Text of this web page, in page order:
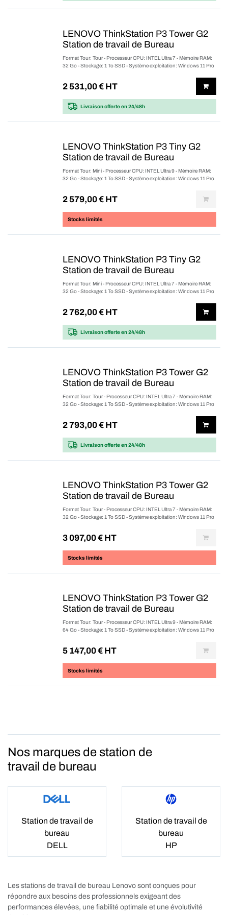
LENOVO ThinkStation P3 Tower G2
Station de travail de Bureau
Format Tour: Tour - Processeur CPU: INTEL Ultra 7 - Mémoire RAM:
32 Go - Stockage: 1 To SSD - Système exploitation: Windows 11 Pro
2 531,00€ HT
Livraison offerteen 24/48h
LENOVO ThinkStation P3 Tiny G2
Station de travail de Bureau
Format Tour: Mini - Processeur CPU: INTEL Ultra 9 - Mémoire RAM:
32 Go - Stockage: 1 To SSD - Système exploitation: Windows 11 Pro
2 579,00€ HT
Stocks limités
LENOVO ThinkStation P3 Tiny G2
Station de travail de Bureau
Format Tour: Mini - Processeur CPU: INTEL Ultra 7 - Mémoire RAM:
32 Go - Stockage: 1 To SSD - Système exploitation: Windows 11 Pro
2 762,00€ HT
Livraison offerteen 24/48h
LENOVO ThinkStation P3 Tower G2
Station de travail de Bureau
Format Tour: Tour - Processeur CPU: INTEL Ultra 7 - Mémoire RAM:
32 Go - Stockage: 1 To SSD - Système exploitation: Windows 11 Pro
2 793,00€ HT
Livraison offerteen 24/48h
LENOVO ThinkStation P3 Tower G2
Station de travail de Bureau
Format Tour: Tour - Processeur CPU: INTEL Ultra 7 - Mémoire RAM:
32 Go - Stockage: 1 To SSD - Système exploitation: Windows 11 Pro
3 097,00€ HT
Stocks limités
LENOVO ThinkStation P3 Tower G2
Station de travail de Bureau
Format Tour: Tour - Processeur CPU: INTEL Ultra 9 - Mémoire RAM:
64 Go - Stockage: 1 To SSD - Système exploitation: Windows 11 Pro
5 147,00€ HT
Stocks limités
Nos marques de station de
travail de bureau
Station de travail de
bureau
DELL
Station de travail de
bureau
HP
Les stations de travail de bureau Lenovo sont conçues pour
répondre aux besoins des professionnels exigeant des
performances élevées, une fiabilité optimale et une évolutivité